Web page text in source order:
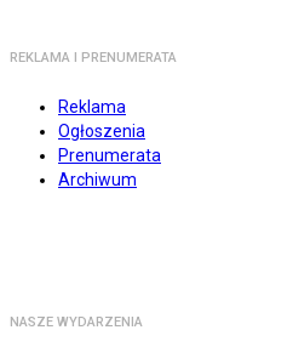
REKLAMA I PRENUMERATA
Reklama
Ogłoszenia
Prenumerata
Archiwum
NASZE WYDARZENIA